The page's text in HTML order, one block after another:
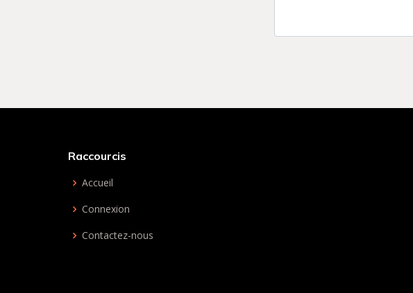
Raccourcis
Accueil
Connexion
Contactez-nous